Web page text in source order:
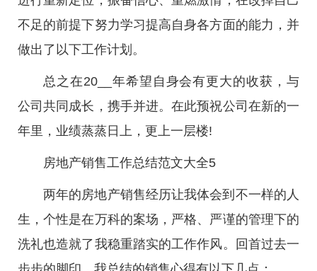
不足的前提下努力学习提高自身各方面的能力，并
做出了以下工作计划。
总之在20__年希望自身会有更大的收获，与
公司共同成长，携手并进。在此预祝公司在新的一
年里，业绩蒸蒸日上，更上一层楼!
房地产销售工作总结范文大全5
两年的房地产销售经历让我体会到不一样的人
生，个性是在万科的案场，严格、严谨的管理下的
洗礼也造就了我稳重踏实的工作作风。回首过去一